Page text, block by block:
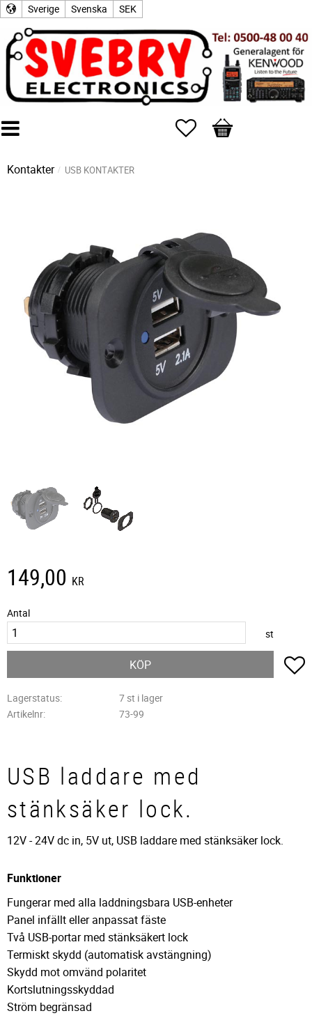
Sverige Svenska SEK
Favoriter
Kundvagn
Kontakter USB KONTAKTER
149,00 KR
Antal
st
KÖP
Lagerstatus
7 st i lager
Artikelnr
73-99
USB laddare med
stänksäker lock.
12V - 24V dc in, 5V ut, USB laddare med stänksäker lock.
Funktioner
Fungerar med alla laddningsbara USB-enheter
Panel infällt eller anpassat fäste
Två USB-portar med stänksäkert lock
Termiskt skydd (automatisk avstängning)
Skydd mot omvänd polaritet
Kortslutningsskyddad
Ström begränsad